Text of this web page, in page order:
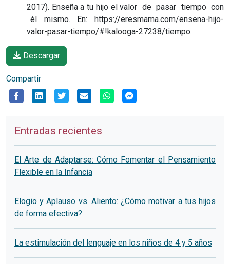
2017). Enseña a tu hijo el valor de pasar tiempo con
él mismo. En: https://eresmama.com/ensena-hijo-
valor-pasar-tiempo/#!kalooga-27238/tiempo.
Descargar
Compartir
Entradas recientes
El Arte de Adaptarse: Cómo Fomentar el Pensamiento
Flexible en la Infancia
Elogio y Aplauso vs. Aliento: ¿Cómo motivar a tus hijos
de forma efectiva?
La estimulación del lenguaje en los niños de 4 y 5 años